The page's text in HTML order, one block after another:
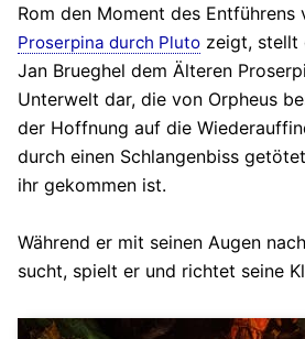
Rom den Moment des Entführens
Proserpina durch Plutozeigt, stellt
Jan Brueghel dem Älteren
Unterwelt dar, die von Orpheus
der Hoffnung auf die
durch einen Schlangenbiss
ihr gekommen ist.
Während er mit seinen Augen
sucht, spielt er und richtet seine